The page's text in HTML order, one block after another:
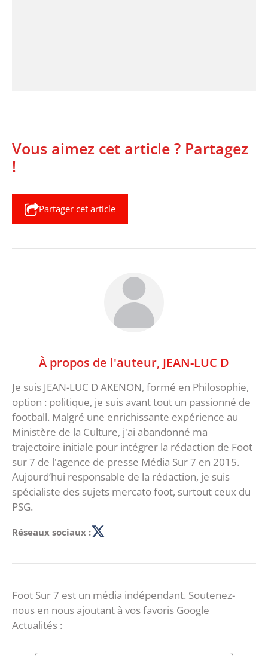
Vous aimez cet article ? Partagez
!
Partager cet article
À propos de l'auteur, JEAN-LUC D
Je suis JEAN-LUC D AKENON, formé en Philosophie,
option : politique, je suis avant tout un passionné de
football. Malgré une enrichissante expérience au
Ministère de la Culture, j'ai abandonné ma
trajectoire initiale pour intégrer la rédaction de Foot
sur 7 de l'agence de presse Média Sur 7 en 2015.
Aujourd’hui responsable de la rédaction, je suis
spécialiste des sujets mercato foot, surtout ceux du
PSG.
Réseaux sociaux :
Foot Sur 7 est un média indépendant. Soutenez-
nous en nous ajoutant à vos favoris Google
Actualités :